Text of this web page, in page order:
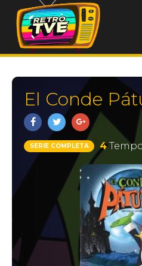
REGISTRARSE
Registro
El Conde
SERIE COMPLETA 4